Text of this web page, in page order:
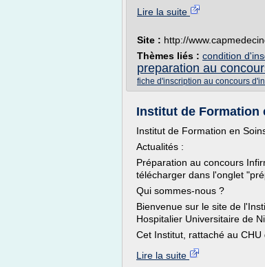
Lire la suite
Site : http://
Thèmes liés : condition
preparation au
fiche d'inscription au concours
Institut de Formation
Institut de Formation en
Actualités :
Préparation au concours
télécharger dans l'onglet
Qui sommes-nous ?
Bienvenue sur le site de
Hospitalier Universitaire de
Cet Institut, rattaché au CHU
Lire la suite